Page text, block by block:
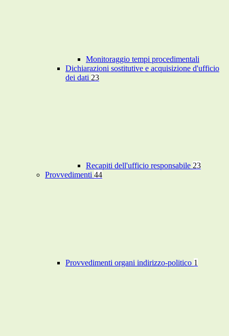
Monitoraggio tempi procedimentali
Dichiarazioni sostitutive e acquisizione d'ufficio
dei dati 23
Recapiti dell'ufficio responsabile 23
Provvedimenti 44
Provvedimenti organi indirizzo-politico 1